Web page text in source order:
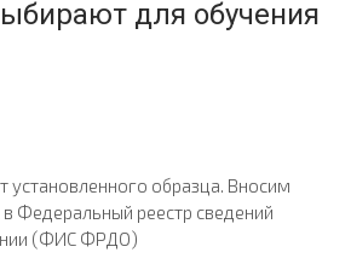
для обучения
установленного образца. Вносим
Федеральный реестр сведений
(ФИС ФРДО)